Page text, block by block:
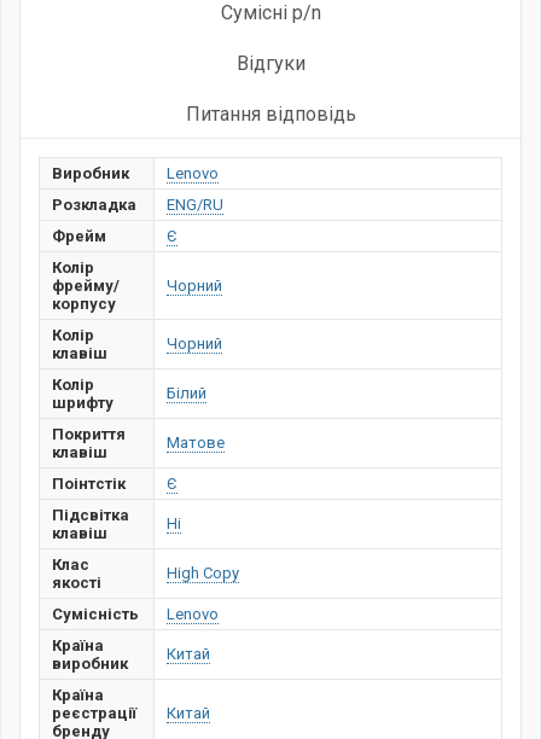
Сумісні p/n
Відгуки
Питання відповідь
Виробник
Lenovo
Розкладка
ENG/RU
Фрейм
Є
Колір
фрейму/
корпусу
Чорний
Колір
клавіш
Чорний
Колір
шрифту
Білий
Покриття
клавіш
Матове
Поінтстік
Є
Підсвітка
клавіш
Ні
Клас
якості
High Copy
Сумісність
Lenovo
Країна
виробник
Китай
Країна
реєстрації
бренду
Китай